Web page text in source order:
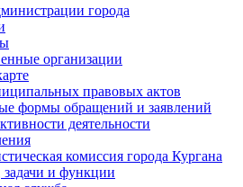
города
организации
правовых актов
формы обращений и заявлений
деятельности
комиссия города Кургана
и функции